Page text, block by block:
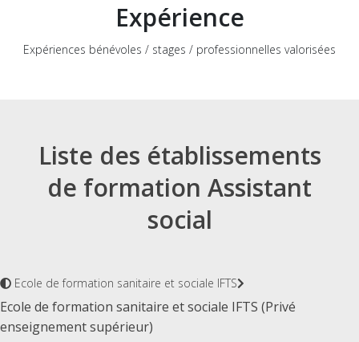
Expérience
Expériences bénévoles / stages / professionnelles valorisées
Liste des établissements
de formation Assistant
social
Ecole de formation sanitaire et sociale IFTS
Ecole de formation sanitaire et sociale IFTS (Privé
enseignement supérieur)